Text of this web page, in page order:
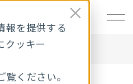
報を提供する
クッキー
覧ください。